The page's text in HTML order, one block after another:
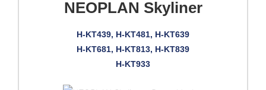
NEOPLAN Skyliner
H-KT439, H-KT481, H-KT639
H-KT681, H-KT813, H-KT839
H-KT933